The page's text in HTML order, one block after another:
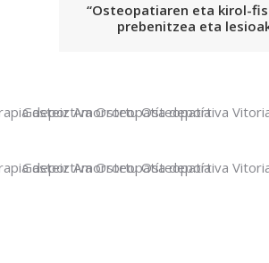
“Osteopatiaren eta kirol-
prebenitzea eta